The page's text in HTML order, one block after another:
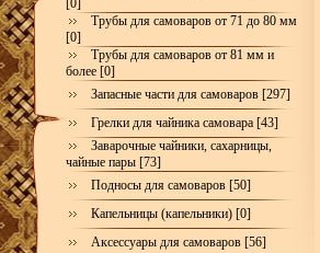
[0]
Трубы для самоваров от 71 до 80 мм
[0]
Трубы для самоваров от 81 мм и
более [0]
Запасные части для самоваров [297]
Грелки для чайника самовара [43]
Заварочные чайники, сахарницы,
чайные пары [73]
Подносы для самоваров [50]
Капельницы (капельники) [0]
Аксессуары для самоваров [56]